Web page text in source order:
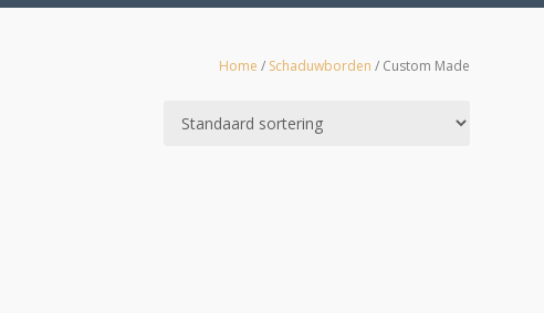
Home / Schaduwborden / Custom Made